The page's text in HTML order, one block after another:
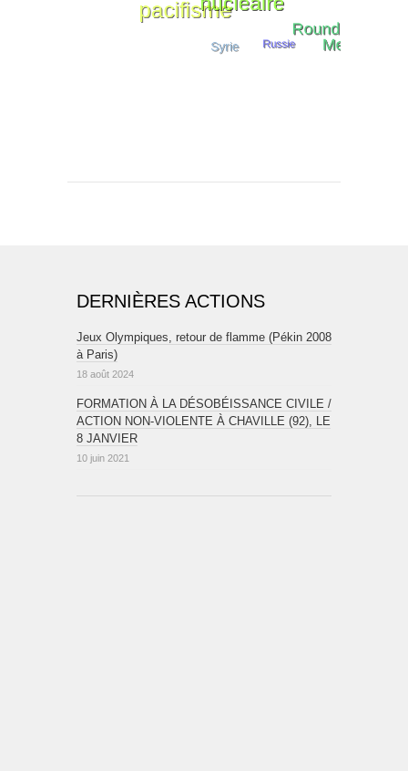
DERNIÈRES ACTIONS
Jeux Olympiques, retour de flamme (Pékin 2008
à Paris)
18 août 2024
FORMATION À LA DÉSOBÉISSANCE CIVILE /
ACTION NON-VIOLENTE À CHAVILLE (92), LE
8 JANVIER
10 juin 2021